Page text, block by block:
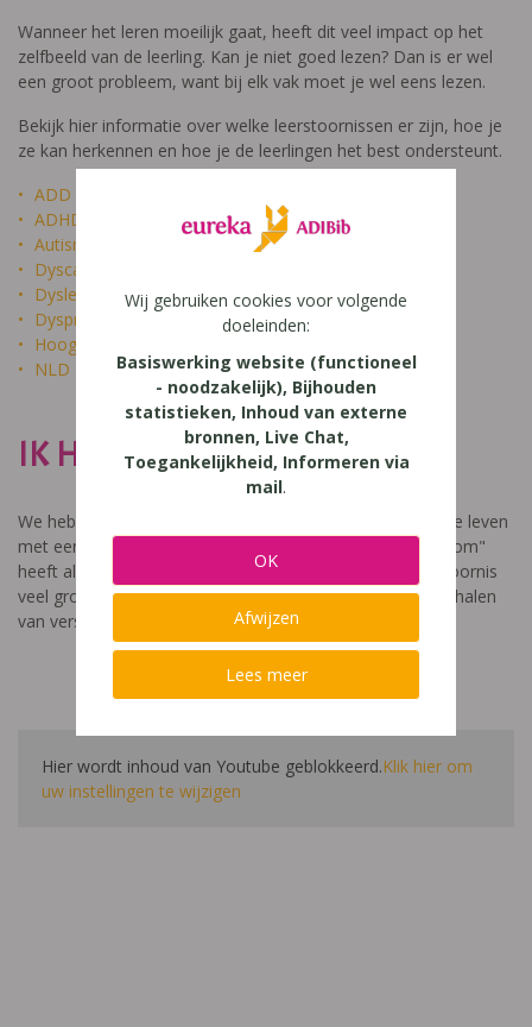
Wanneer het leren moeilijk gaat, heeft dit veel impact op het
zelfbeeld van de leerling. Kan je niet goed lezen? Dan is er wel
een groot probleem, want bij elk vak moet je wel eens lezen.
Bekijk hier informatie over welke leerstoornissen er zijn, hoe je
ze kan herkennen en hoe je de leerlingen het best ondersteunt.
ADD
ADHD
Autisme
Dyscalculie
Dyslexie
Dyspraxie
Hoogbegaafdheid
NLD
IK HEET NIET DOM
We hebben een video gemaakt die toont hoe het is om te leven
met een leerstoornis. De film met als titel: "Ik heet niet dom"
heeft als doel aan te tonen dat de impact van een leerstoornis
veel groter is dan enkel wat je ziet in de klas. Je hoort verhalen
van verschillende leerlingen en ouders.
Hier wordt inhoud van Youtube geblokkeerd.Klik hier om
uw instellingen te wijzigen
Wij gebruiken cookies voor volgende
doeleinden:
Basiswerking website (functioneel
- noodzakelijk), Bijhouden
statistieken, Inhoud van externe
bronnen, Live Chat,
Toegankelijkheid, Informeren via
mail.
OK
Afwijzen
Lees meer